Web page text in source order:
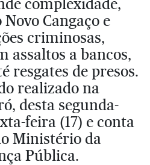
Cangaço e
criminosas,
assaltos a bancos,
resgates de presos.
realizado na
desta segunda-
feira (17) e conta
Ministério da
Pública.